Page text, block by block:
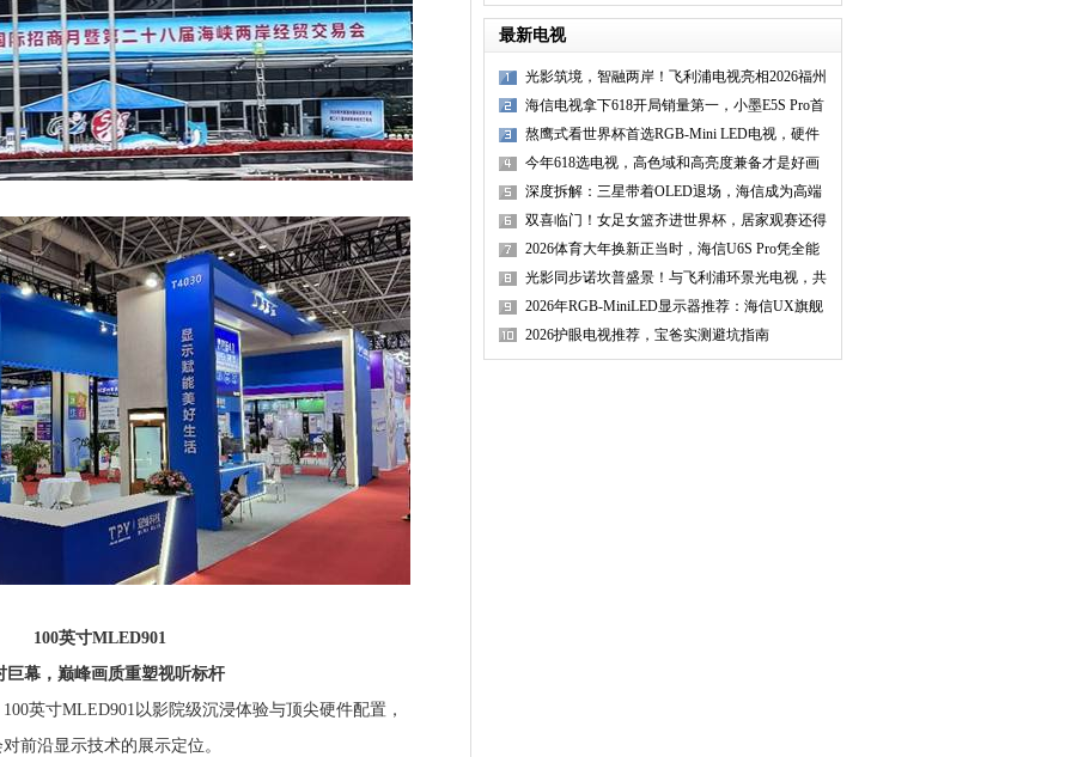
100英寸MLED901
，巅峰画质重塑视听标杆
寸MLED901以影院级沉浸体验与顶尖硬件配置，
前沿显示技术的展示定位。
爱粉？
最新电视
光影筑境，智融两岸！飞利浦电视亮相2026福州
国际
海信电视拿下618开局销量第一，小墨E5S Pro首
发
熬鹰式看世界杯首选RGB-Mini LED电视，硬件
级低
今年618选电视，高色域和高亮度兼备才是好画
质！
深度拆解：三星带着OLED退场，海信成为高端
显示器
双喜临门！女足女篮齐进世界杯，居家观赛还得
靠这
2026体育大年换新正当时，海信U6S Pro凭全能
实力
光影同步诺坎普盛景！与飞利浦环景光电视，共
赏巴
2026年RGB-MiniLED显示器推荐：海信UX旗舰
登场，
2026护眼电视推荐，宝爸实测避坑指南